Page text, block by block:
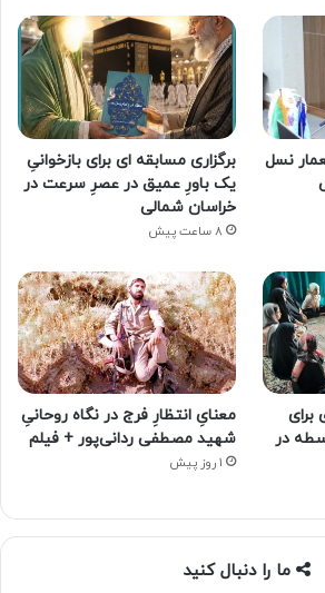
نسل
برگزاری مسابقه ای برای بازخوانیِ
یک باورِ عمیق در عصرِ سرعت در
خراسان شمالی
8 ساعت پیش
در
معنایِ انتظارِ فرج در نگاه روحانیِ
شهید مصطفی ردانی‌پور + فیلم
1 روز پیش
ما را دنبال کنید